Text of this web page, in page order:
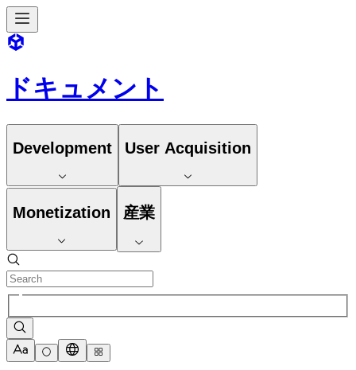
ドキュメント
Development User Acquisition
Monetization 産業